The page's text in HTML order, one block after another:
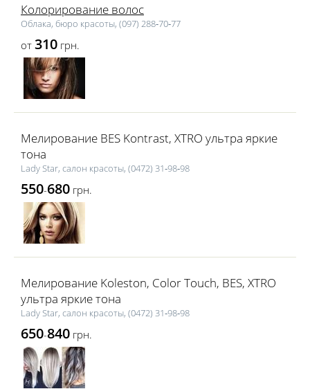
Колорирование волос
Облака, бюро красоты, (097) 288‑70‑77
от 310 грн.
Мелирование BES Kontrast, XTRO ультра яркие
тона
Lаdy Star, салон красоты, (0472) 31‑98‑98
550-680 грн.
Мелирование Koleston, Color Touch, BES, XTRO
ультра яркие тона
Lаdy Star, салон красоты, (0472) 31‑98‑98
650-840 грн.